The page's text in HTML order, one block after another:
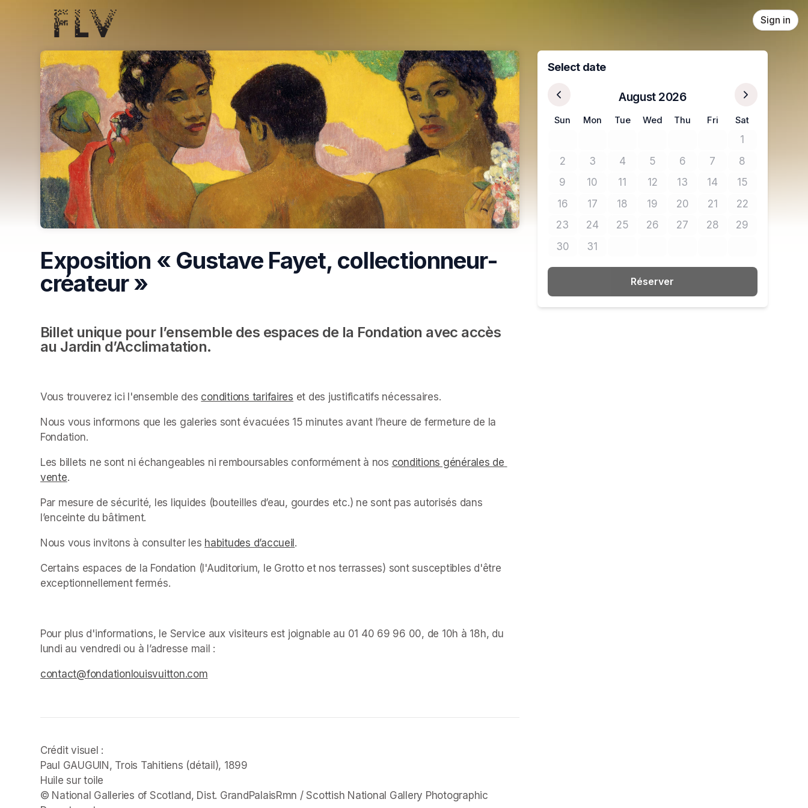
Skip header
Sign in
Exposition « Gustave Fayet, collectionneur-
créateur »
Billet unique pour l’ensemble des espaces de la Fondation avec accès
au Jardin d’Acclimatation.
Vous trouverez ici l'ensemble des conditions tarifaires (opens in a new tab)
et des justificatifs nécessaires.
Nous vous informons que les galeries sont évacuées 15 minutes avant l’heure de fermeture de la
Fondation.
Les billets ne sont ni échangeables ni remboursables conformément à nos conditions générales de
vente(opens in a new tab)
.
Par mesure de sécurité, les liquides (bouteilles d’eau, gourdes etc.) ne sont pas autorisés dans
l’enceinte du bâtiment.
Nous vous invitons à consulter les habitudes d’accueil(opens in a new tab)
.
Certains espaces de la Fondation (l'Auditorium, le Grotto et nos terrasses) sont susceptibles d'être
exceptionnellement fermés. ﻿
Pour plus d'informations, le Service aux visiteurs est joignable au 01 40 69 96 00, de 10h à 18h, du
lundi au vendredi ou à l’adresse mail :
(opens in a new tab)
(opens in a new tab)
contact@fondationlouisvuitton.com
Crédit visuel :
Paul GAUGUIN, Trois Tahitiens (détail), 1899
Huile sur toile
© National Galleries of Scotland, Dist. GrandPalaisRmn / Scottish National Gallery Photographic
Select date
August 2026
Sun Mon Tue Wed Thu Fri Sat
1No tickets
2No tickets available
3No tickets available
4No tickets available
5No tickets available
6No tickets available
7No tickets available
8No tickets
9No tickets available
10No tickets available
11No tickets available
12No tickets available
13No tickets available
14No tickets available
15No tickets
16No tickets available
17No tickets available
18No tickets available
19No tickets available
20No tickets available
21No tickets available
22No tickets
23No tickets available
24No tickets available
25No tickets available
26No tickets available
27No tickets available
28No tickets available
29No tickets
30No tickets available
31No tickets available
Réserver